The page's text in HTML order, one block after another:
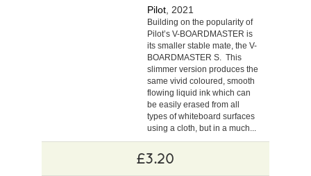
Pilot, 2021
Building on the popularity of
Pilot’s V-BOARDMASTER is
its smaller stable mate, the V-
BOARDMASTER S. This
slimmer version produces the
same vivid coloured, smooth
flowing liquid ink which can
be easily erased from all
types of whiteboard surfaces
using a cloth, but in a much...
£3.20